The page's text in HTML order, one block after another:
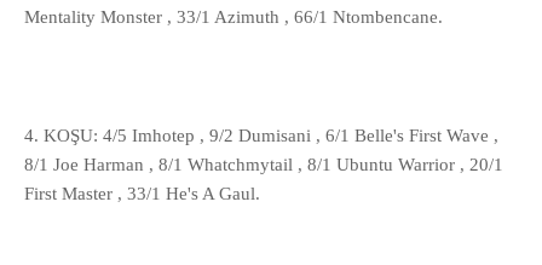
Mentality Monster , 33/1 Azimuth , 66/1 Ntombencane.
4. KOŞU: 4/5 Imhotep , 9/2 Dumisani , 6/1 Belle's First Wave ,
8/1 Joe Harman , 8/1 Whatchmytail , 8/1 Ubuntu Warrior , 20/1
First Master , 33/1 He's A Gaul.